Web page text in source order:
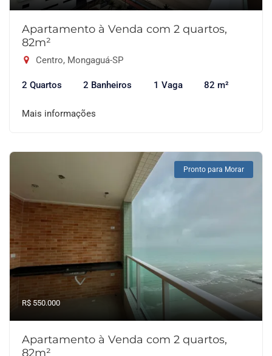
Apartamento à Venda com 2 quartos,
82m²
Centro, Mongaguá-SP
2 Quartos 2 Banheiros 1 Vaga 82 m²
Mais informações
Pronto para Morar
R$ 550.000
Apartamento à Venda com 2 quartos,
82m²